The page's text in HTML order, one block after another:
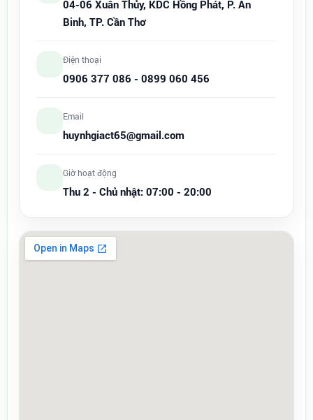
04-06 Xuân Thủy, KDC Hồng Phát, P. An
Binh, TP. Cần Thơ
Điện thoại
0906 377 086 - 0899 060 456
Email
huynhgiact65@gmail.com
Giờ hoạt động
Thu 2 - Chủ nhật: 07:00 - 20:00